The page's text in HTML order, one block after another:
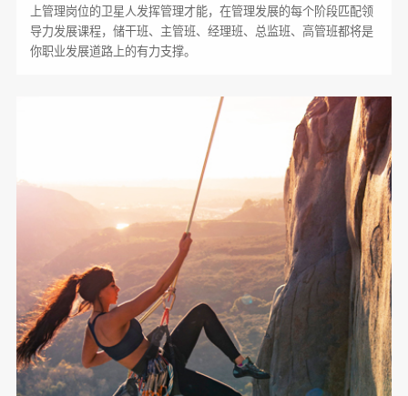
上管理岗位的卫星人发挥管理才能，在管理发展的每个阶段匹配领
导力发展课程，储干班、主管班、经理班、总监班、高管班都将是
你职业发展道路上的有力支撑。